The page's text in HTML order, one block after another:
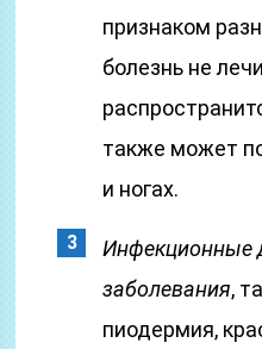
признаком
болезнь не
также может
и ногах.
Инфекционные
заболевания,
пиодермия,